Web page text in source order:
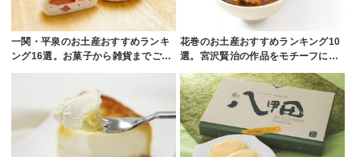
一関・平泉のお土産おすすめランキ
ング16選。お菓子から雑貨までご…
花巻のお土産おすすめランキング10
選。宮沢賢治の作品をモチーフに…